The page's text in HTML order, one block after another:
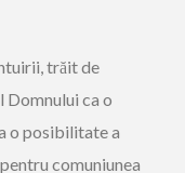
trăit de
Domnului ca o
o posibilitate a
comuniunea